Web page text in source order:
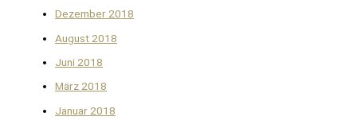
Dezember 2018
August 2018
Juni 2018
März 2018
Januar 2018